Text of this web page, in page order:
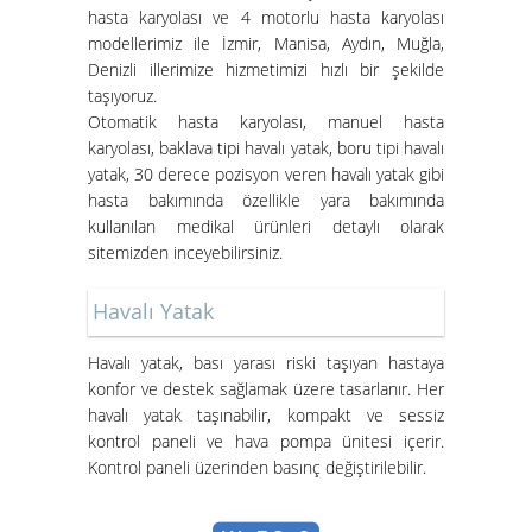
İzmir Konak Hasta Yatağı
Kurulumları Devam Ediyor
Hasta Karyolası ve Havalı Yatak
Nasıl Kurulur?
hasta karyolası ve 4 motorlu hasta karyolası
modellerimiz ile İzmir, Manisa, Aydın, Muğla,
Denizli illerimize hizmetimizi hızlı bir şekilde
taşıyoruz.
Otomatik hasta karyolası, manuel hasta
karyolası, baklava tipi havalı yatak, boru tipi havalı
yatak, 30 derece pozisyon veren havalı yatak gibi
hasta bakımında özellikle yara bakımında
kullanılan medikal ürünleri detaylı olarak
sitemizden inceyebilirsiniz.
Havalı Yatak
Havalı yatak, bası yarası riski taşıyan hastaya
konfor ve destek sağlamak üzere tasarlanır. Her
havalı yatak taşınabilir, kompakt ve sessiz
kontrol paneli ve hava pompa ünitesi içerir.
Kontrol paneli üzerinden basınç değiştirilebilir.